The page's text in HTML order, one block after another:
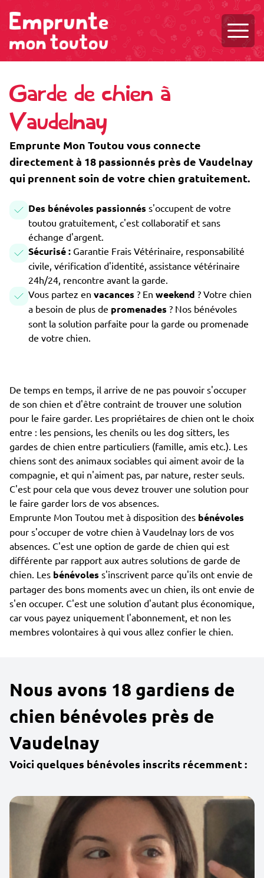
Garde de chien à
Vaudelnay
Emprunte Mon Toutou vous connecte
directement à 18 passionnés près de Vaudelnay
qui prennent soin de votre chien gratuitement.
Des bénévoles passionnés s'occupent de votre
toutou gratuitement, c'est collaboratif et sans
échange d'argent.
Sécurisé : Garantie Frais Vétérinaire, responsabilité
civile, vérification d'identité, assistance vétérinaire
24h/24, rencontre avant la garde.
Vous partez en vacances ? En weekend ? Votre chien
a besoin de plus de promenades ? Nos bénévoles
sont la solution parfaite pour la garde ou promenade
de votre chien.
De temps en temps, il arrive de ne pas pouvoir s'occuper
de son chien et d'être contraint de trouver une solution
pour le faire garder. Les propriétaires de chien ont le choix
entre : les pensions, les chenils ou les dog sitters, les
gardes de chien entre particuliers (famille, amis etc.). Les
chiens sont des animaux sociables qui aiment avoir de la
compagnie, et qui n'aiment pas, par nature, rester seuls.
C'est pour cela que vous devez trouver une solution pour
le faire garder lors de vos absences.
Emprunte Mon Toutou met à disposition des bénévoles
pour s'occuper de votre chien à Vaudelnay lors de vos
absences. C'est une option de garde de chien qui est
différente par rapport aux autres solutions de garde de
chien. Les bénévoles s'inscrivent parce qu'ils ont envie de
partager des bons moments avec un chien, ils ont envie de
s'en occuper. C'est une solution d'autant plus économique,
car vous payez uniquement l'abonnement, et non les
membres volontaires à qui vous allez confier le chien.
Nous avons 18 gardiens de
chien bénévoles près de
Vaudelnay
Voici quelques bénévoles inscrits récemment :